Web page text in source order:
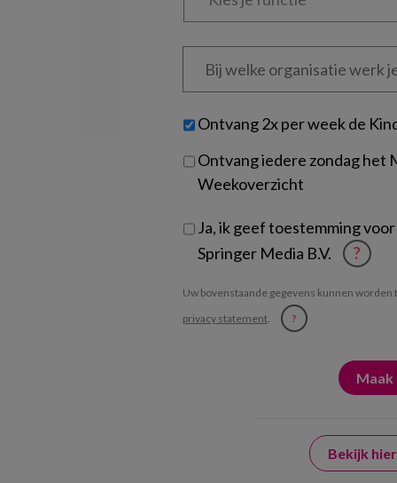
Bij
welke
je?
Untitled
Ontvang 2x per week de
Ontvang iedere zondag het
Weekoverzicht
Ja, ik geef toestemming
Springer Media B.V.
?
Uw bovenstaande gegevens kunnen
privacy statement. ?
Bekijk